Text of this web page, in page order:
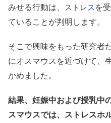
みせる行動は、
ストレス を
ていることが判明します。
そこで興味をもった研究者
にオスマウスを近づけて、
かめました。
結果、妊娠中および授乳中
スマウスでは、ストレスホ